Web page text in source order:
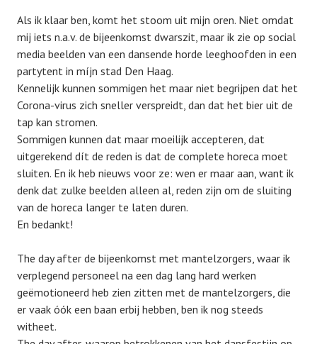
Als ik klaar ben, komt het stoom uit mijn oren. Niet omdat
mij iets n.a.v. de bijeenkomst dwarszit, maar ik zie op social
media beelden van een dansende horde leeghoofden in een
partytent in míjn stad Den Haag.
Kennelijk kunnen sommigen het maar niet begrijpen dat het
Corona-virus zich sneller verspreidt, dan dat het bier uit de
tap kan stromen.
Sommigen kunnen dat maar moeilijk accepteren, dat
uitgerekend dít de reden is dat de complete horeca moet
sluiten. En ik heb nieuws voor ze: wen er maar aan, want ik
denk dat zulke beelden alleen al, reden zijn om de sluiting
van de horeca langer te laten duren.
En bedankt!
The day after de bijeenkomst met mantelzorgers, waar ik
verplegend personeel na een dag lang hard werken
geëmotioneerd heb zien zitten met de mantelzorgers, die
er vaak óók een baan erbij hebben, ben ik nog steeds
witheet.